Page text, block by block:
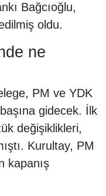
Bağcıoğlu,
oldu.
ne
PM ve YDK
gidecek. İlk
değişiklikleri,
Kurultay, PM
kapanış